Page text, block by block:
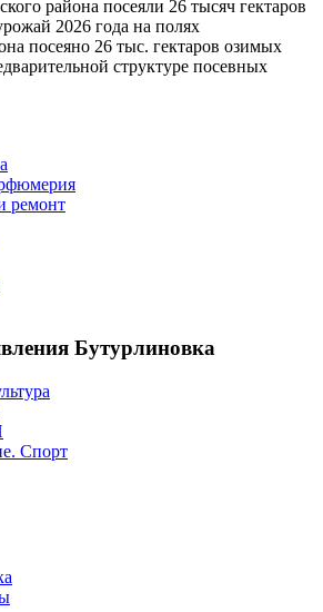
района посеяли 26 тысяч гектаров
2026 года на полях
посеяно 26 тыс. гектаров озимых
структуре посевных
ремонт
Бутурлиновка
Спорт